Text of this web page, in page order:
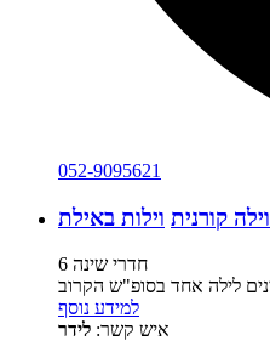
052-9095621
וילה קורנית וילות באילת
6 חדרי שינה
למידע נוסף
איש קשר: לידר